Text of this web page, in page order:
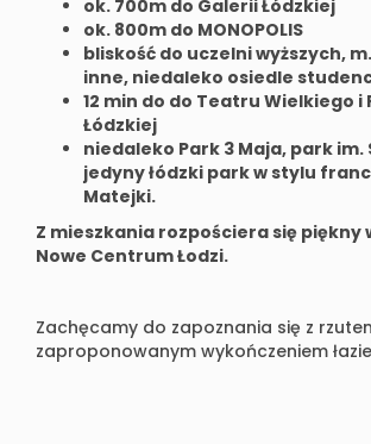
ok. 700m do Galerii Łódzkiej
ok. 800m do MONOPOLIS
bliskość do uczelni wyższych,
inne, niedaleko osiedle
12 min do do Teatru Wielkiego
Łódzkiej
niedaleko Park 3 Maja, park im.
jedyny łódzki park w stylu
Matejki.
Z mieszkania rozpościera się piękny
Nowe Centrum Łodzi.
Zachęcamy do zapoznania się z
zaproponowanym wykończeniem